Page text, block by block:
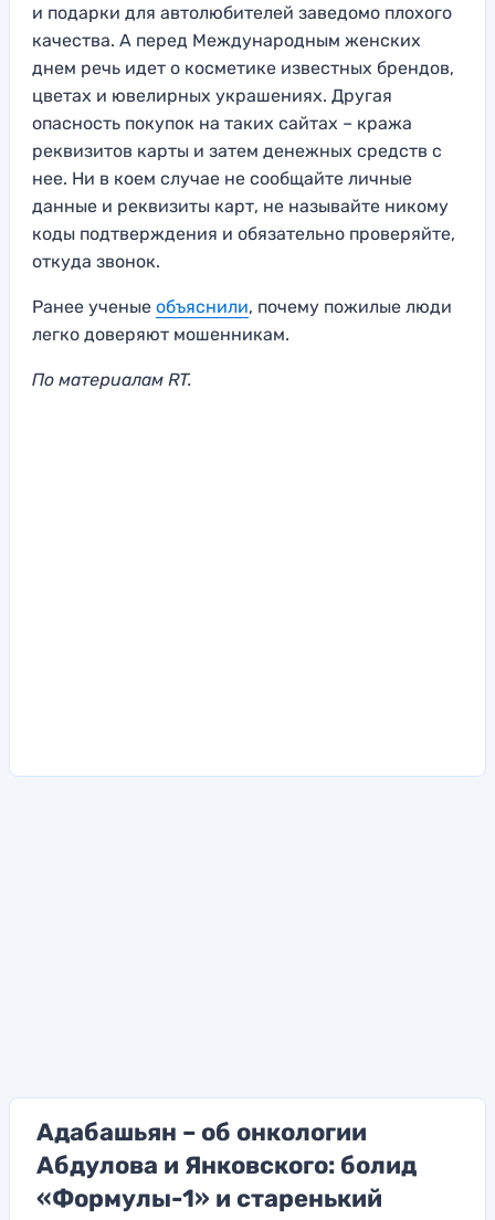
и подарки для автолюбителей заведомо плохого
качества. А перед Международным женских
днем речь идет о косметике известных брендов,
цветах и ювелирных украшениях. Другая
опасность покупок на таких сайтах – кража
реквизитов карты и затем денежных средств с
нее. Ни в коем случае не сообщайте личные
данные и реквизиты карт, не называйте никому
коды подтверждения и обязательно проверяйте,
откуда звонок.
Ранее ученые объяснили, почему пожилые люди
легко доверяют мошенникам.
По материалам RT.
Адабашьян – об онкологии
Абдулова и Янковского: болид
«Формулы-1» и старенький